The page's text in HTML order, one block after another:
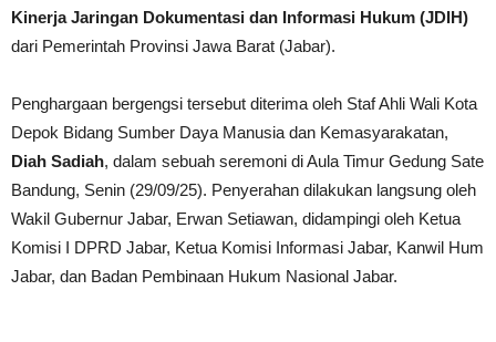
Kinerja Jaringan Dokumentasi dan Informasi Hukum (JDIH)
dari Pemerintah Provinsi Jawa Barat (Jabar).
Penghargaan bergengsi tersebut diterima oleh Staf Ahli Wali Kota
Depok Bidang Sumber Daya Manusia dan Kemasyarakatan,
Diah Sadiah, dalam sebuah seremoni di Aula Timur Gedung Sate
Bandung, Senin (29/09/25). Penyerahan dilakukan langsung oleh
Wakil Gubernur Jabar, Erwan Setiawan, didampingi oleh Ketua
Komisi I DPRD Jabar, Ketua Komisi Informasi Jabar, Kanwil Hum
Jabar, dan Badan Pembinaan Hukum Nasional Jabar.